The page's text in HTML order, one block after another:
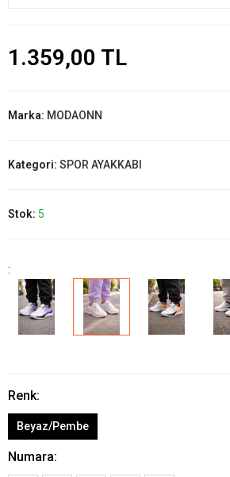
1.359,00 TL
Marka: MODAONN
Kategori: SPOR AYAKKABI
Stok: 5
:
Renk:
Beyaz/Pembe
Numara: